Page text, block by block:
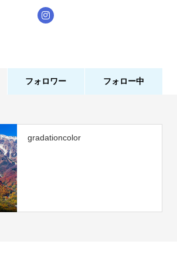
1件
フォロワー 1人
フォロー中
gradationcolor